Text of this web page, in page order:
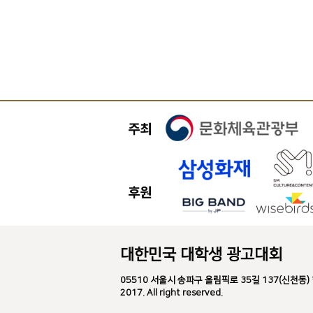
대한민국 대학생 광고대회
05510 서울시 송파구 올림픽로 35길 137(신천
2017. All right reserved.